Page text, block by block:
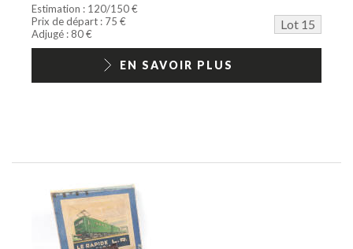
Estimation : 120/150 €
Prix de départ : 75 €
Lot 15
Adjugé : 80 €
EN SAVOIR PLUS